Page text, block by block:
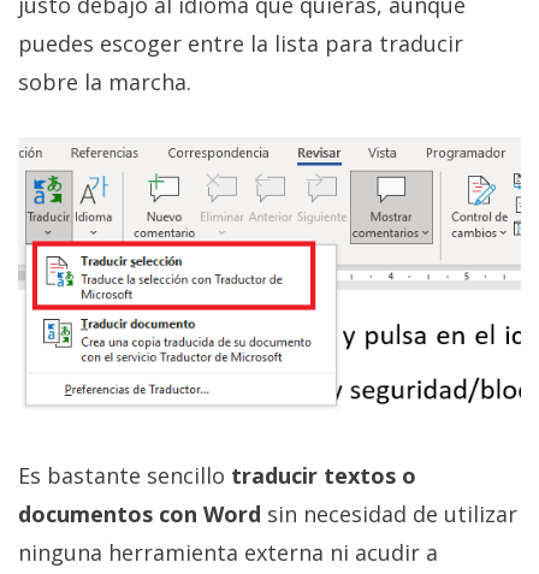
puedes escoger entre la lista para traducir
sobre la marcha.
Es bastante sencillo traducir textos o
documentos con Word sin necesidad de utilizar
ninguna herramienta externa ni acudir a